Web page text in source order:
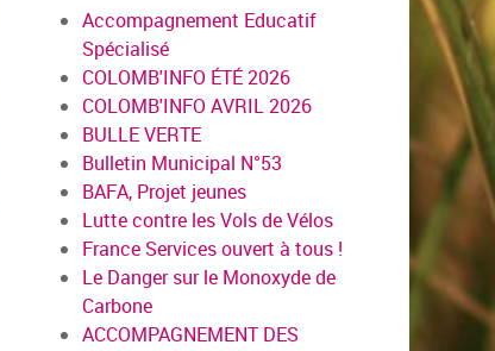
Accompagnement Educatif
Spécialisé
COLOMB'INFO ÉTÉ 2026
COLOMB'INFO AVRIL 2026
BULLE VERTE
Bulletin Municipal N°53
BAFA, Projet jeunes
Lutte contre les Vols de Vélos
France Services ouvert à tous !
Le Danger sur le Monoxyde de
Carbone
ACCOMPAGNEMENT DES